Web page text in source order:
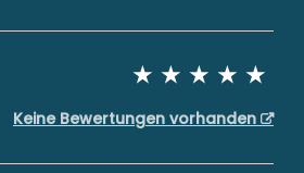
Keine Bewertungen vorhanden